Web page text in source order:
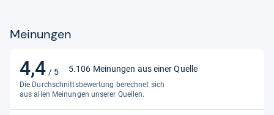
LxBxH
Länge 49.5 mm
Meinungen
4,4 / 5
4,4
von
5
Sternen
5.106 Meinungen aus einer Quelle
Die Durchschnittsbewertung berechnet sich
aus allen Meinungen unserer Quellen.